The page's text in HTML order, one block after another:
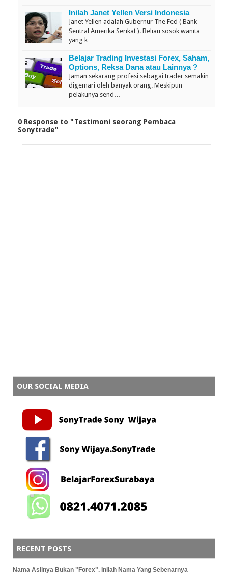
Inilah Janet Yellen Versi Indonesia
Janet Yellen adalah Gubernur The Fed ( Bank
Sentral Amerika Serikat ). Beliau sosok wanita
yang k…
Belajar Trading Investasi Forex, Saham,
Options, Reksa Dana atau Lainnya ?
Jaman sekarang profesi sebagai trader semakin
digemari oleh banyak orang. Meskipun
pelakunya send…
0 Response to "Testimoni seorang Pembaca
Sonytrade"
OUR SOCIAL MEDIA
RECENT POSTS
Nama Aslinya Bukan "Forex". Inilah Nama Yang Sebenarnya